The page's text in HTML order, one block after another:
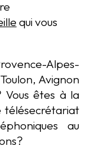
qui vous
Alpes-
Avignon
Vous êtes à la
télésecrétariat
au